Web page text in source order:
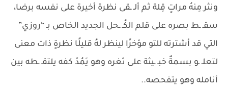
ونثر مِنهُ مراتٍ قِلة ثم ألـ ـقى نظرة أخيرة على نفسه برضا،
سقـ ـط بصره على قلم الكُـ ـحل الجديد الخاص بـ “روزي”
التي قد أشترته للتو مؤخرًا لينظر لهُ قليلًا نظرةٍ ذات معنى
لتعلـ ـو بسمةٌ خبـ ـيثة على ثغره وهو يَمُدّ كفه يلتقـ ـطه بين
أنامله وهو يتفحصه..